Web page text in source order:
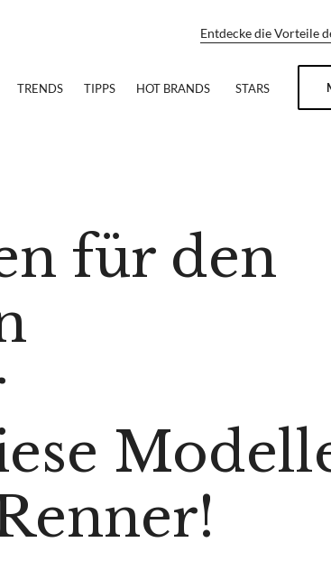
Entdecke die Vorteile
TRENDS TIPPS HOT BRANDS STARS
für den